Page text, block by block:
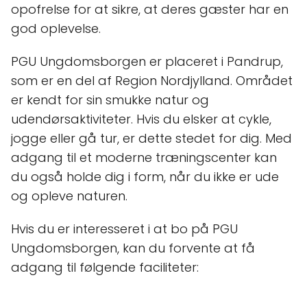
opofrelse for at sikre, at deres gæster har en
god oplevelse.
PGU Ungdomsborgen er placeret i Pandrup,
som er en del af Region Nordjylland. Området
er kendt for sin smukke natur og
udendørsaktiviteter. Hvis du elsker at cykle,
jogge eller gå tur, er dette stedet for dig. Med
adgang til et moderne træningscenter kan
du også holde dig i form, når du ikke er ude
og opleve naturen.
Hvis du er interesseret i at bo på PGU
Ungdomsborgen, kan du forvente at få
adgang til følgende faciliteter: